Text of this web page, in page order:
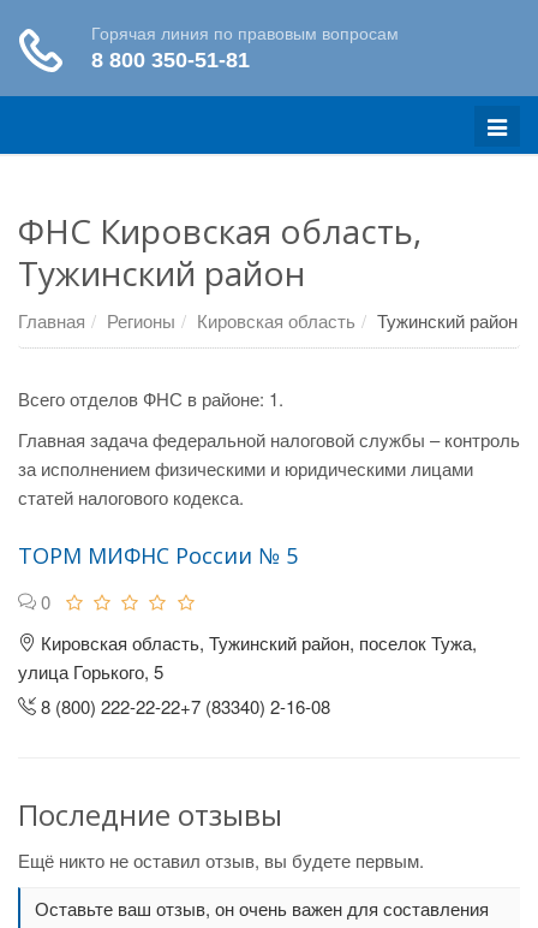
Меню
ФНС Кировская область,
Тужинский район
Главная Регионы Кировская область Тужинский район
Всего отделов ФНС в районе: 1.
Главная задача федеральной налоговой службы – контроль
за исполнением физическими и юридическими лицами
статей налогового кодекса.
ТОРМ МИФНС России № 5
0
Кировская область, Тужинский район, поселок Тужа,
улица Горького, 5
8 (800) 222-22-22+7 (83340) 2-16-08
Последние отзывы
Ещё никто не оставил отзыв, вы будете первым.
Оставьте ваш отзыв, он очень важен для составления